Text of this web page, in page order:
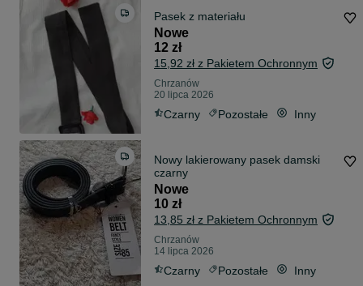
Pasek z materiału
Nowe
12 zł
15,92 zł z Pakietem Ochronnym
Chrzanów
20 lipca 2026
Czarny Pozostałe Inny
Nowy lakierowany pasek damski
czarny
Nowe
10 zł
13,85 zł z Pakietem Ochronnym
Chrzanów
14 lipca 2026
Czarny Pozostałe Inny